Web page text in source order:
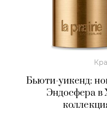
Бьюти-уикенд:
Эндосфера в